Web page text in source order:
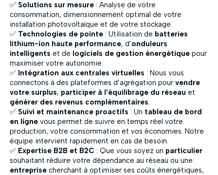
✅ Solutions sur mesure : Analyse de votre
consommation, dimensionnement optimal de votre
installation photovoltaïque et de votre stockage.
✅ Technologies de pointe : Utilisation de batteries
lithium-ion haute performance, d’onduleurs
intelligents et de logiciels de gestion énergétique pour
maximiser votre autonomie.
✅ Intégration aux centrales virtuelles : Nous vous
connectons à des plateformes d’agrégation pour vendre
votre surplus, participer à l’équilibrage du réseau et
générer des revenus complémentaires.
✅ Suivi et maintenance proactifs : Un tableau de bord
en ligne vous permet de suivre en temps réel votre
production, votre consommation et vos économies. Notre
équipe intervient rapidement en cas de besoin.
✅ Expertise B2B et B2C : Que vous soyez un particulier
souhaitant réduire votre dépendance au réseau ou une
entreprise cherchant à optimiser ses coûts énergétiques,